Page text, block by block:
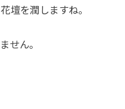
壇を潤しますね。
せん。